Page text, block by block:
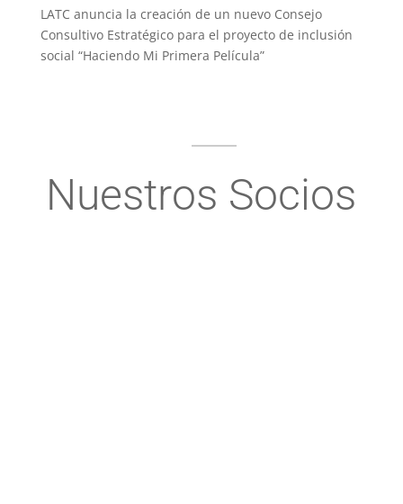
LATC anuncia la creación de un nuevo Consejo
Consultivo Estratégico para el proyecto de inclusión
social “Haciendo Mi Primera Película”
Nuestros Socios